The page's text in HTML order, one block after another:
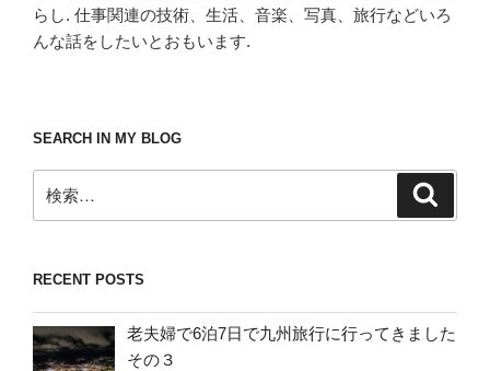
らし. 仕事関連の技術、生活、音楽、写真、旅行などいろ
んな話をしたいとおもいます.
SEARCH IN MY BLOG
索:
RECENT POSTS
老夫婦で6泊7日で九州旅行に行ってきました
その３